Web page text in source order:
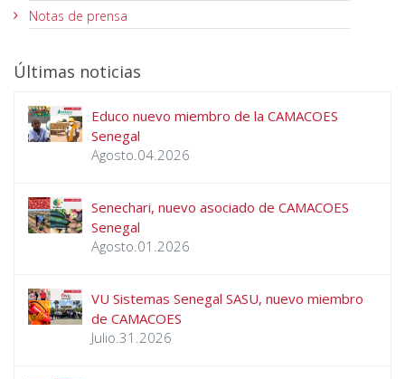
Notas de prensa
Últimas noticias
Educo nuevo miembro de la CAMACOES
Senegal
Agosto.04.2026
Senechari, nuevo asociado de CAMACOES
Senegal
Agosto.01.2026
VU Sistemas Senegal SASU, nuevo miembro
de CAMACOES
Julio.31.2026